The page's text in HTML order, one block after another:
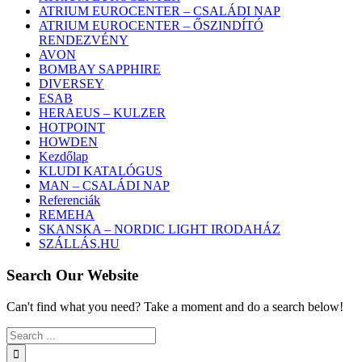
ATRIUM EUROCENTER – CSALÁDI NAP
ATRIUM EUROCENTER – ŐSZINDÍTÓ
RENDEZVÉNY
AVON
BOMBAY SAPPHIRE
DIVERSEY
ESAB
HERAEUS – KULZER
HOTPOINT
HOWDEN
Kezdőlap
KLUDI KATALÓGUS
MAN – CSALÁDI NAP
Referenciák
REMEHA
SKANSKA – NORDIC LIGHT IRODAHÁZ
SZÁLLÁS.HU
Search Our Website
Can't find what you need? Take a moment and do a search below!